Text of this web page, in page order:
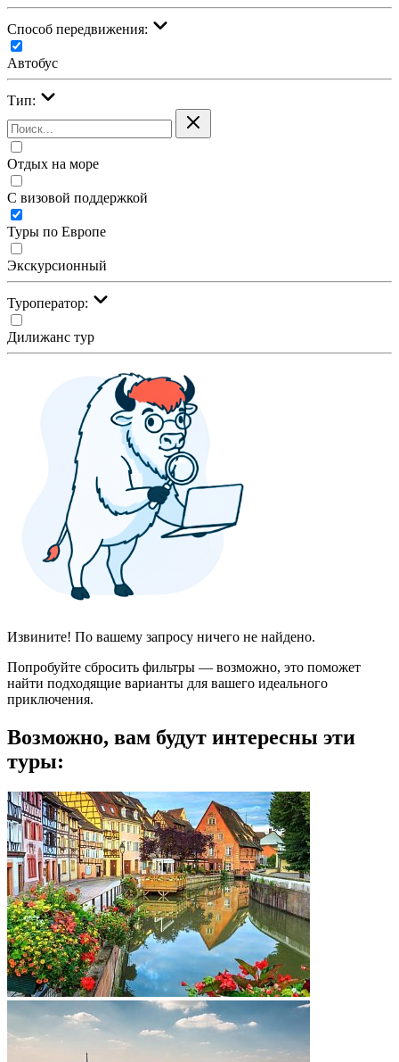
Cпособ передвижения:
Автобус
Тип:
Отдых на море
С визовой поддержкой
Туры по Европе
Экскурсионный
Туроператор:
Дилижанс тур
Извините! По вашему запросу ничего не найдено.
Попробуйте сбросить фильтры — возможно, это поможет
найти подходящие варианты для вашего идеального
приключения.
Возможно, вам будут интересны эти
туры: